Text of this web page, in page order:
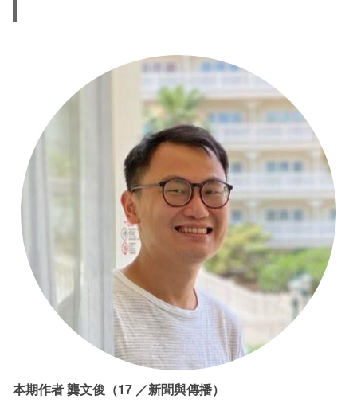
本期作者 龔文俊（17 ／新聞與傳播）